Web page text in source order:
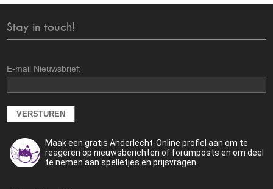
Stay in touch!
E-mail Nieuwsbrief:
Maak een gratis Anderlecht-Online profiel aan om te
reageren op nieuwsberichten of forumposts en om deel
te nemen aan spelletjes en prijsvragen.